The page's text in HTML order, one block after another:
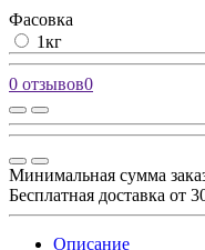
Фасовка
1кг
0 отзывов0
Минимальная сумма
Бесплатная доставка от
Описание